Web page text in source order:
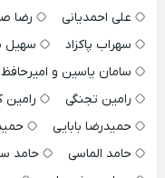
علی احمدیانی
رضا
سهراب پاکزاد
سهیل
سامان یاسین و امیرحافظ
رامین تجنگی
رامین
حمیدرضا بابایی
حامد الماسی
حامد